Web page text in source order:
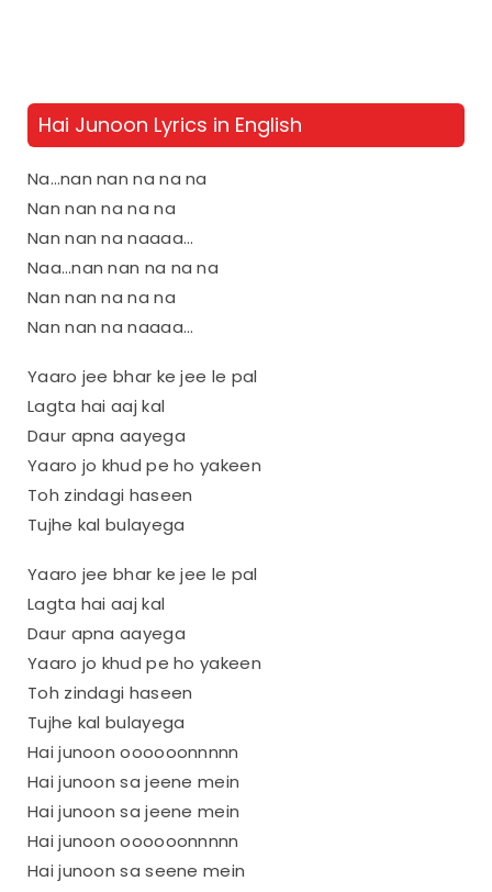
Hai Junoon Lyrics in English
Na…nan nan na na na
Nan nan na na na
Nan nan na naaaa…
Naa…nan nan na na na
Nan nan na na na
Nan nan na naaaa…
Yaaro jee bhar ke jee le pal
Lagta hai aaj kal
Daur apna aayega
Yaaro jo khud pe ho yakeen
Toh zindagi haseen
Tujhe kal bulayega
Yaaro jee bhar ke jee le pal
Lagta hai aaj kal
Daur apna aayega
Yaaro jo khud pe ho yakeen
Toh zindagi haseen
Tujhe kal bulayega
Hai junoon oooooonnnnn
Hai junoon sa jeene mein
Hai junoon sa jeene mein
Hai junoon oooooonnnnn
Hai junoon sa seene mein